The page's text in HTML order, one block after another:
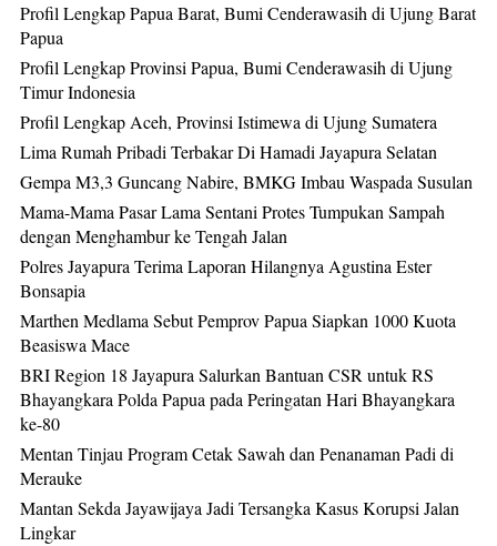
Profil Lengkap Papua Barat, Bumi Cenderawasih di Ujung Barat
Papua
Profil Lengkap Provinsi Papua, Bumi Cenderawasih di Ujung
Timur Indonesia
Profil Lengkap Aceh, Provinsi Istimewa di Ujung Sumatera
Lima Rumah Pribadi Terbakar Di Hamadi Jayapura Selatan
Gempa M3,3 Guncang Nabire, BMKG Imbau Waspada Susulan
Mama-Mama Pasar Lama Sentani Protes Tumpukan Sampah
dengan Menghambur ke Tengah Jalan
Polres Jayapura Terima Laporan Hilangnya Agustina Ester
Bonsapia
Marthen Medlama Sebut Pemprov Papua Siapkan 1000 Kuota
Beasiswa Mace
BRI Region 18 Jayapura Salurkan Bantuan CSR untuk RS
Bhayangkara Polda Papua pada Peringatan Hari Bhayangkara
ke-80
Mentan Tinjau Program Cetak Sawah dan Penanaman Padi di
Merauke
Mantan Sekda Jayawijaya Jadi Tersangka Kasus Korupsi Jalan
Lingkar